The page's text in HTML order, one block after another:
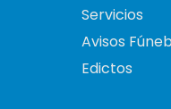
Servicios
Avisos
Edictos